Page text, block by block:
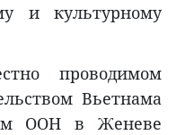
и культурному
проводимом
Вьетнама
ООН в Женеве